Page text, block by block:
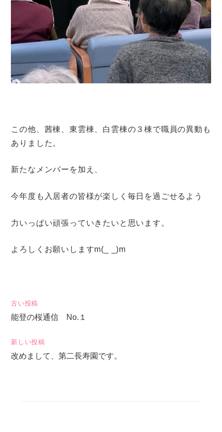
この他、茜棟、東雲棟、白雲棟の３棟で職員の異動も
ありました。
新たなメンバーを加え、
今年度も入居者の皆様が楽しく毎日を過ごせるよう
力いっぱい頑張っていきたいと思います。
よろしくお願いしますm(_ _)m
投
稿
ビ
古い投稿
能登の桜通信 No.１
新しい投稿
改めまして、第二長寿園です。